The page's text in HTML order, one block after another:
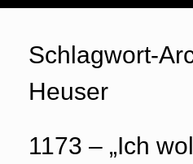
Schlagwort-
Heuser
1173 – „Ich